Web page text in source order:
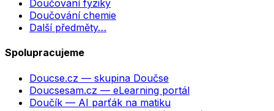
Doučování fyziky
Doučování chemie
Další předměty…
Spolupracujeme
Doucse.cz — skupina Doučse
Doucsesam.cz — eLearning portál
Doučík — AI parťák na matiku